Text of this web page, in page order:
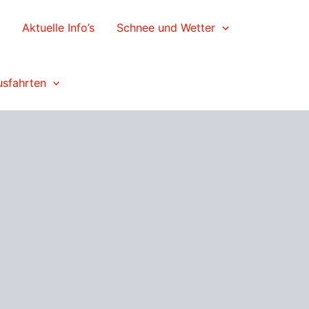
Aktuelle Info’s Schnee und Wetter